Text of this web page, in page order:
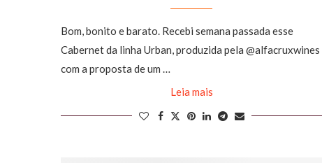
Bom, bonito e barato. Recebi semana passada esse
Cabernet da linha Urban, produzida pela @alfacruxwines
com a proposta de um …
Leia mais